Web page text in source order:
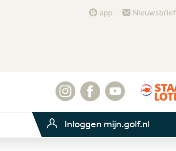
app Nieuwsbrief
Inloggen mijn.golf.nl